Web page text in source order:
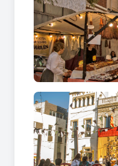
Des de
local com els
les activitats i